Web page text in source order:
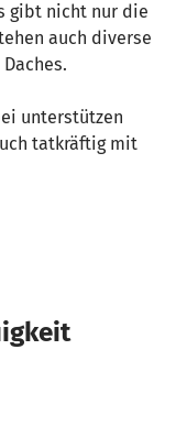
gibt nicht nur die
auch diverse
unterstützen
tatkräftig mit